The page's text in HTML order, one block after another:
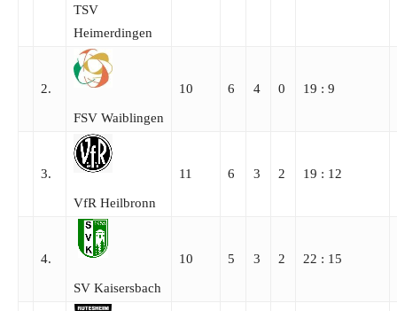
TSV
Heimerdingen
2.
FSV Waiblingen
10 6 4 0 19 : 9
3.
VfR Heilbronn
11 6 3 2 19 : 12
4.
SV Kaisersbach
10 5 3 2 22 : 15